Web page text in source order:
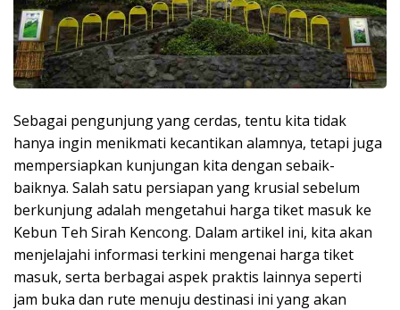
Sebagai pengunjung yang cerdas, tentu kita tidak
hanya ingin menikmati kecantikan alamnya, tetapi juga
mempersiapkan kunjungan kita dengan sebaik-
baiknya. Salah satu persiapan yang krusial sebelum
berkunjung adalah mengetahui harga tiket masuk ke
Kebun Teh Sirah Kencong. Dalam artikel ini, kita akan
menjelajahi informasi terkini mengenai harga tiket
masuk, serta berbagai aspek praktis lainnya seperti
jam buka dan rute menuju destinasi ini yang akan